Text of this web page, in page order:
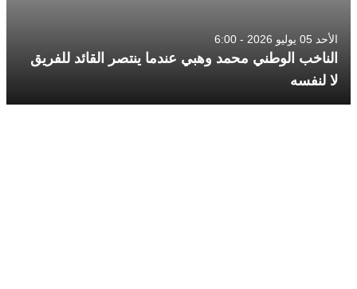
الأحد 05 يوليو 2026 - 6:00
الناخب الوطني محمد وهبي عندما ينتصر القائد للفريق
لا لنفسه